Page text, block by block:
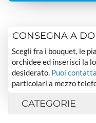
CONSEGNA A
Scegli fra i bouquet, le
orchidee ed inserisci la
desiderato. Puoi
particolari a mezzo
CATEGORIE